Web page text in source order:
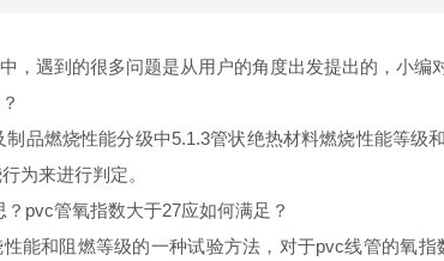
，遇到的很多问题是从用户的角度出发提出的，小
制品燃烧性能分级中5.1.3管状绝热材料燃烧性能等
为来进行判定。
pvc管氧指数大于27应如何满足？
能和阻燃等级的一种试验方法，对于pvc线管的氧